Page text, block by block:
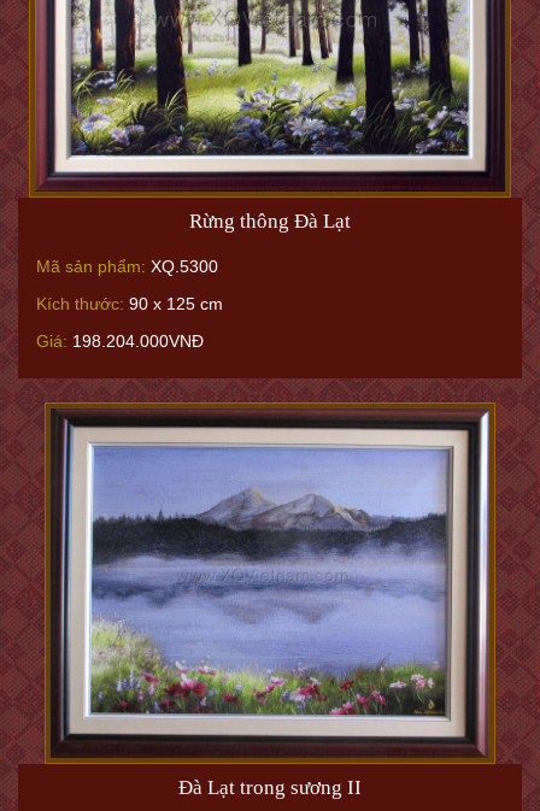
Rừng thông Đà Lạt
Mã sản phẩm: XQ.5300
Kích thước: 90 x 125 cm
Giá: 198.204.000VNĐ
Đà Lạt trong sương II